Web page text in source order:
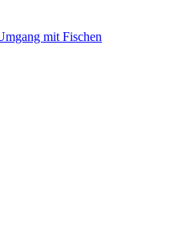
mit Fischen